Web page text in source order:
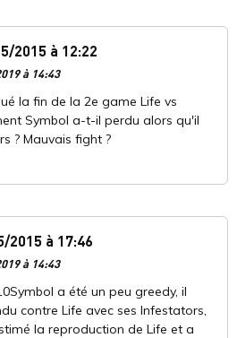
2015 à 12:22
à 14:43
la fin de la 2e game Life vs
Symbol a-t-il perdu alors qu'il
? Mauvais fight ?
2015 à 17:46
à 14:43
a été un peu greedy, il
contre Life avec ses Infestators,
la reproduction de Life et a